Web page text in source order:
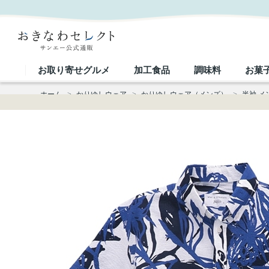
お取り寄せグルメ 加工食品 調味料 お菓
ホーム > かりゆしウェア > かりゆしウェア（メンズ） > 半袖 メ